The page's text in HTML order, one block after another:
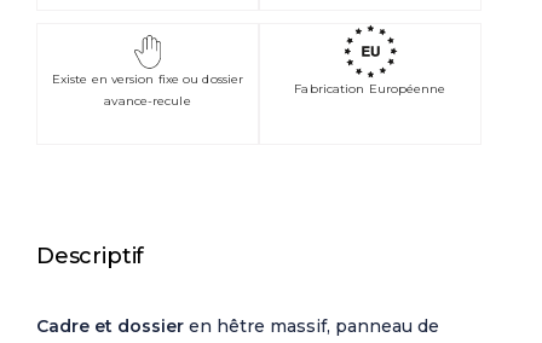
Existe en version fixe ou dossier
avance-recule
Fabrication Européenne
Descriptif
Cadre et dossier en hêtre massif, panneau de